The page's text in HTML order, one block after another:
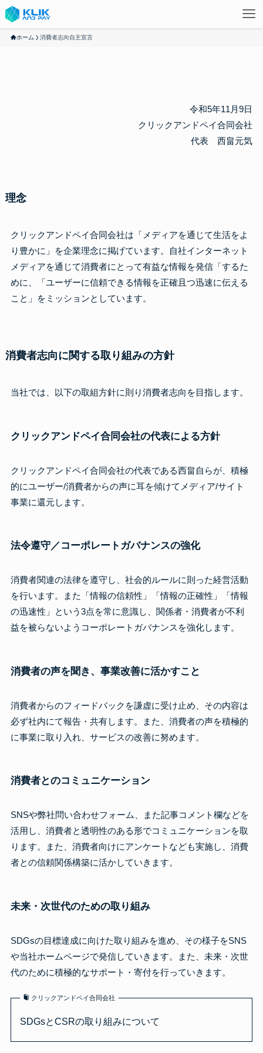
ホーム 消費者志向自主宣言
令和5年11月9日
クリックアンドペイ合同会社
代表 西畠元気
理念
クリックアンドペイ合同会社は「メディアを通じて生活をよ
り豊かに」を企業理念に掲げています。自社インターネット
メディアを通じて消費者にとって有益な情報を発信「するた
めに、「ユーザーに信頼できる情報を正確且つ迅速に伝える
こと」をミッションとしています。
消費者志向に関する取り組みの方針
当社では、以下の取組方針に則り消費者志向を目指します。
クリックアンドペイ合同会社の代表による方針
クリックアンドペイ合同会社の代表である西畠自らが、積極
的にユーザー/消費者からの声に耳を傾けてメディア/サイト
事業に還元します。
法令遵守／コーポレートガバナンスの強化
消費者関連の法律を遵守し、社会的ルールに則った経営活動
を行います。また「情報の信頼性」「情報の正確性」「情報
の迅速性」という3点を常に意識し、関係者・消費者が不利
益を被らないようコーポレートガバナンスを強化します。
消費者の声を聞き、事業改善に活かすこと
消費者からのフィードバックを謙虚に受け止め、その内容は
必ず社内にて報告・共有します。また、消費者の声を積極的
に事業に取り入れ、サービスの改善に努めます。
消費者とのコミュニケーション
SNSや弊社問い合わせフォーム、また記事コメント欄などを
活用し、消費者と透明性のある形でコミュニケーションを取
ります。また、消費者向けにアンケートなども実施し、消費
者との信頼関係構築に活かしていきます。
未来・次世代のための取り組み
SDGsの目標達成に向けた取り組みを進め、その様子をSNS
や当社ホームページで発信していきます。また、未来・次世
代のために積極的なサポート・寄付を行っていきます。
クリックアンドペイ合同会社
SDGsとCSRの取り組みについて